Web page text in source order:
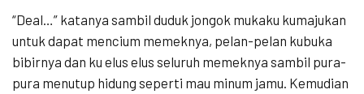
“Deal…” katanya sambil duduk jongok mukaku kumajukan
untuk dapat mencium memeknya, pelan-pelan kubuka
bibirnya dan ku elus elus seluruh memeknya sambil pura-
pura menutup hidung seperti mau minum jamu. Kemudian